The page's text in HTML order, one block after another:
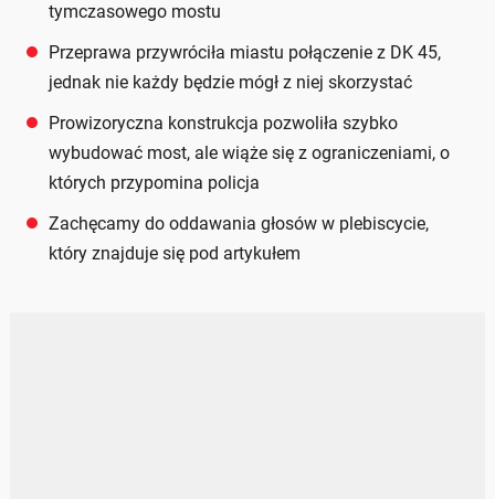
tymczasowego mostu
Przeprawa przywróciła miastu połączenie z DK 45,
jednak nie każdy będzie mógł z niej skorzystać
Prowizoryczna konstrukcja pozwoliła szybko
wybudować most, ale wiąże się z ograniczeniami, o
których przypomina policja
Zachęcamy do oddawania głosów w plebiscycie,
który znajduje się pod artykułem